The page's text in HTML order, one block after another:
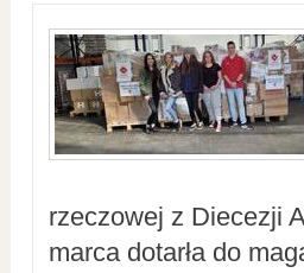
rzeczowej z Diecezji
marca dotarła do